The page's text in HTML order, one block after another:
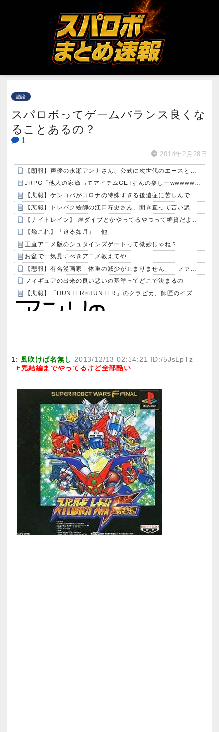
議論
スパロボってゲームバランス良くな
ることあるの？
1
2014年2月28日
【朗報】声優の永瀬アンナさん、公式に次世代のエースとして認められる
JRPG「他人の家漁ってアイテムGETすんの楽しーwwwww」→欧米で馬鹿にされてしまう
【悲報】ケンコバがコロナの特殊すぎる後遺症に苦しんでいる模様…お前らの周りにもこんな奴いる？
【悲報】トレパク絵師の江口寿史さん、開き直って言い訳してしまう。全く反省してないと話題に
【ナイトレイン】 崖ダイブとかやってるやつって糖質だよな？
【艦これ】「迫る如月」 他
正直アニメ版のシュタインズゲートって微妙じゃね？
お盆で一気見すべきアニメ教えてや
【悲報】有名漫画家「体重の減少が止まりません」→ファンから心配の声：26/08/07のニュース
フィギュアの出来の良い悪いの基準ってどこで決まるの
【悲報】「HUNTER×HUNTER」のクラピカ、師匠のイズナビに対する態度が本当に酷い！！
1: 風吹けば名無し 2013/12/13 02:34:21 ID:/5JsLpTz
F完結編までやってるけど全部酷い